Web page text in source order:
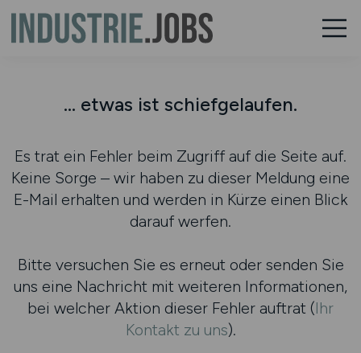
... etwas ist schiefgelaufen.
Es trat ein Fehler beim Zugriff auf die Seite auf.
Keine Sorge – wir haben zu dieser Meldung eine
E-Mail erhalten und werden in Kürze einen Blick
darauf werfen.
Bitte versuchen Sie es erneut oder senden Sie
uns eine Nachricht mit weiteren Informationen,
bei welcher Aktion dieser Fehler auftrat (Ihr
Kontakt zu uns).